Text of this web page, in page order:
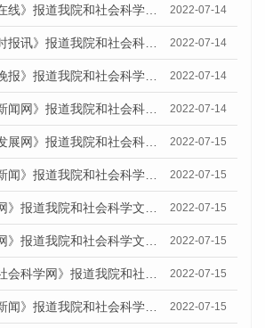
7月12日《时代在线》报道我院和社会科学文献出版社联合发布的《广州蓝皮书：广州数字经济发展报告（2022）》的媒体文章 2022-07-14
7月12日《信息时报讯》报道我院和社会科学文献出版社联合发布的《广州蓝皮书：广州数字经济发展报告（2022）》的媒体文章 2022-07-14
7月12日《羊城晚报》报道我院和社会科学文献出版社联合发布的《广州蓝皮书：广州数字经济发展报告（2022）》的媒体文章 2022-07-14
7月13日《中国新闻网》报道我院和社会科学文献出版社联合发布的《广州蓝皮书：广州数字经济发展报告（2022）》的媒体文章 2022-07-14
7月13日《中国发展网》报道我院和社会科学文献出版社联合发布的《广州蓝皮书：广州数字经济发展报告（2022）》的媒体文章 2022-07-15
7月13日《凤凰新闻》报道我院和社会科学文献出版社联合发布的《广州蓝皮书：广州数字经济发展报告（2022）》的媒体文章 2022-07-15
7月13日《南方网》报道我院和社会科学文献出版社联合发布的《广州蓝皮书：广州数字经济发展报告（2022）》的媒体文章 2022-07-15
7月13日《南方网》报道我院和社会科学文献出版社联合发布的《广州蓝皮书：广州数字经济发展报告（2022）》的媒体文章 2022-07-15
7月15日《中国社会科学网》报道我院和社会科学文献出版社联合发布的《广州蓝皮书：广州数字经济发展报告（2022）》的媒体文章 2022-07-15
7月12日《花城新闻》报道我院和社会科学文献出版社联合发布的《广州蓝皮书：广州数字经济发展报告（2022）》的媒体文章 2022-07-15